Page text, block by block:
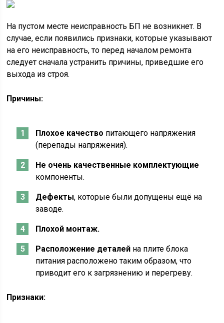
На пустом месте неисправность БП не возникнет. В
случае, если появились признаки, которые указывают
на его неисправность, то перед началом ремонта
следует сначала устранить причины, приведшие его
выхода из строя.
Причины:
Плохое качество питающего напряжения
(перепады напряжения).
Не очень качественные комплектующие
компоненты.
Дефекты, которые были допущены ещё на
заводе.
Плохой монтаж.
Расположение деталей на плите блока
питания расположено таким образом, что
приводит его к загрязнению и перегреву.
Признаки: